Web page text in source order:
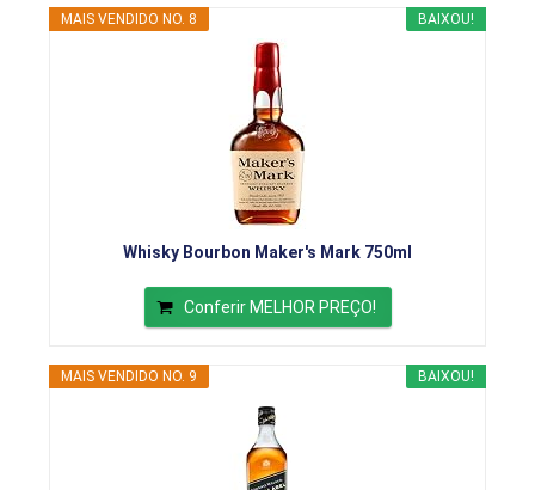
BAIXOU!
MAIS VENDIDO NO. 8
Whisky Bourbon Maker's Mark 750ml
Conferir MELHOR PREÇO!
BAIXOU!
MAIS VENDIDO NO. 9